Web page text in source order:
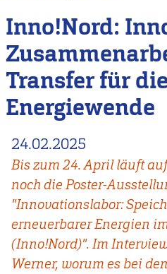
Inno!Nord:
Transfer für die
Energiewende
24.02.2025
Bis zum 24. April läuft
noch die Poster-
"Innovationslabor:
erneuerbarer Energien
(Inno!Nord)". Im
Werner, worum es bei